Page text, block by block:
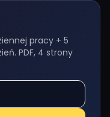
pracy + 5
PDF, 4 strony